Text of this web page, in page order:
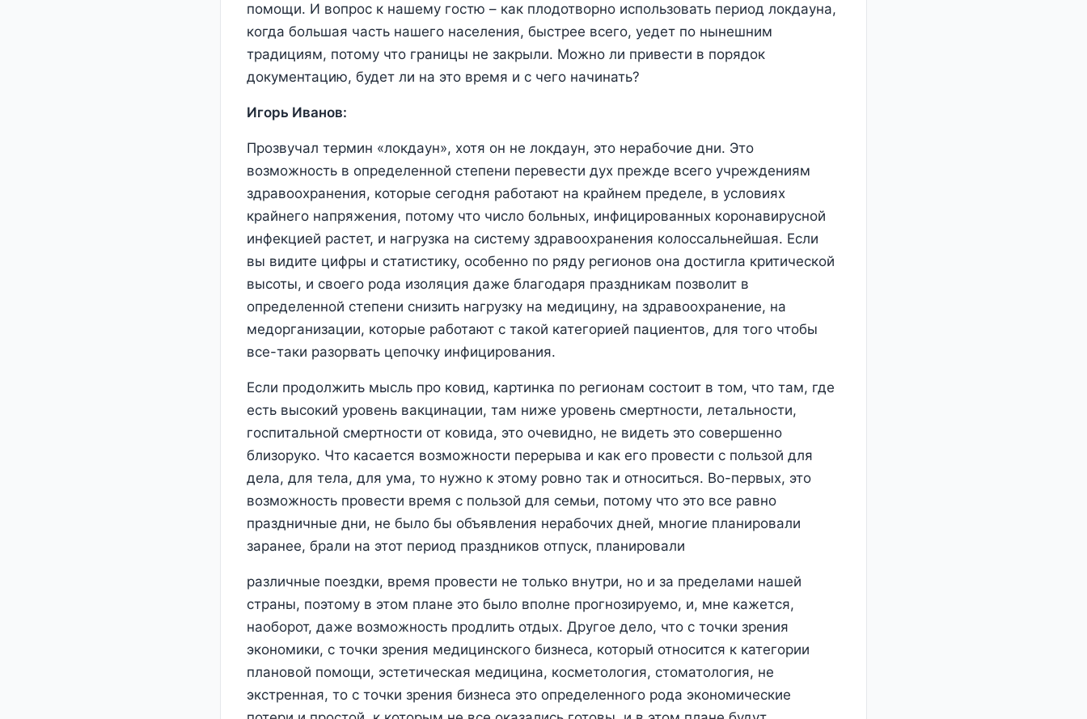
помощи. И вопрос к нашему гостю – как плодотворно использовать период локдауна,
когда большая часть нашего населения, быстрее всего, уедет по нынешним
традициям, потому что границы не закрыли. Можно ли привести в порядок
документацию, будет ли на это время и с чего начинать?
Игорь Иванов:
Прозвучал термин «локдаун», хотя он не локдаун, это нерабочие дни. Это
возможность в определенной степени перевести дух прежде всего учреждениям
здравоохранения, которые сегодня работают на крайнем пределе, в условиях
крайнего напряжения, потому что число больных, инфицированных коронавирусной
инфекцией растет, и нагрузка на систему здравоохранения колоссальнейшая. Если
вы видите цифры и статистику, особенно по ряду регионов она достигла критической
высоты, и своего рода изоляция даже благодаря праздникам позволит в
определенной степени снизить нагрузку на медицину, на здравоохранение, на
медорганизации, которые работают с такой категорией пациентов, для того чтобы
все-таки разорвать цепочку инфицирования.
Если продолжить мысль про ковид, картинка по регионам состоит в том, что там, где
есть высокий уровень вакцинации, там ниже уровень смертности, летальности,
госпитальной смертности от ковида, это очевидно, не видеть это совершенно
близоруко. Что касается возможности перерыва и как его провести с пользой для
дела, для тела, для ума, то нужно к этому ровно так и относиться. Во-первых, это
возможность провести время с пользой для семьи, потому что это все равно
праздничные дни, не было бы объявления нерабочих дней, многие планировали
заранее, брали на этот период праздников отпуск, планировали
различные поездки, время провести не только внутри, но и за пределами нашей
страны, поэтому в этом плане это было вполне прогнозируемо, и, мне кажется,
наоборот, даже возможность продлить отдых. Другое дело, что с точки зрения
экономики, с точки зрения медицинского бизнеса, который относится к категории
плановой помощи, эстетическая медицина, косметология, стоматология, не
экстренная, то с точки зрения бизнеса это определенного рода экономические